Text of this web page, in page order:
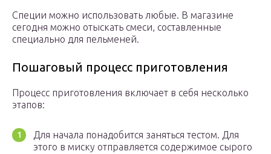
Специи можно использовать любые. В магазине
сегодня можно отыскать смеси, составленные
специально для пельменей.
Пошаговый процесс приготовления
Процесс приготовления включает в себя несколько
этапов:
Для начала понадобится заняться тестом. Для
этого в миску отправляется содержимое сырого